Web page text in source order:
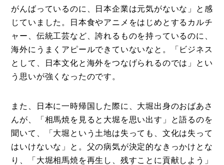
がんばっているのに、日本企業は元気がないな」と感
じていました。日本食やアニメをはじめとするカルチ
ャー、伝統工芸など、誇れるものを持っているのに、
海外にうまくアピールできていないなと。「ビジネス
として、日本文化と海外をつなげられるのでは」とい
う思いが強くなったのです。
また、日本に一時帰国した際に、大堀出身のおばあさ
んが、「相馬焼を見ると大堀を思い出す」と語るのを
聞いて、「大堀という土地は失っても、文化は失って
はいけないな」と。父の病気が決定的なきっかけとな
り、「大堀相馬焼を再生し、残すことに貢献しよう」